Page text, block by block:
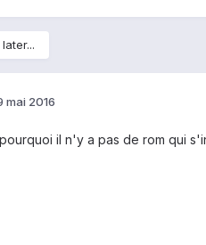
mai 2016
il n'y a pas de rom qui